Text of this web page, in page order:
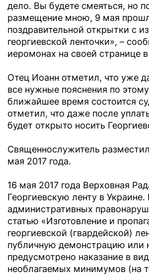
дело. Вы будете смеяться, но
размещение мною, 9 мая
поздравительной открытки с
георгиевской ленточки», –
иеромонах на своей странице в
Отец Иоанн отметил, что уже
все нужные пояснения по
ближайшее время состоится
отметил, что даже после
будет открыто носить
Священнослужитель
мая 2017 года.
16 мая 2017 года Верховная
Георгиевскую ленту в
административных
статью «Изготовление и
георгиевской (гвардейской)
публичную демонстрацию или
предусмотрено наказание в
необлагаемых минимумов (на